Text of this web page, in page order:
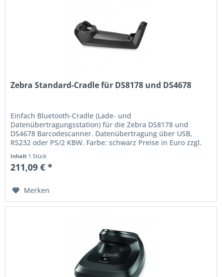
Zebra Standard-Cradle für DS8178 und DS4678
Einfach Bluetooth-Cradle (Lade- und
Datenübertragungsstation) für die Zebra DS8178 und
DS4678 Barcodescanner. Datenübertragung über USB,
RS232 oder PS/2 KBW. Farbe: schwarz Preise in Euro zzgl.
Inhalt 1 Stück
211,09 € *
Merken